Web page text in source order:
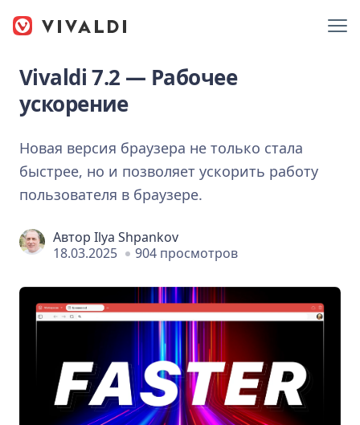
Vivaldi 7.2 — Рабочее
ускорение
Новая версия браузера не только стала
быстрее, но и позволяет ускорить работу
пользователя в браузере.
Автор Ilya Shpankov
18.03.2025
904 просмотров